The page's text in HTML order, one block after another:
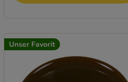
Unser Favorit